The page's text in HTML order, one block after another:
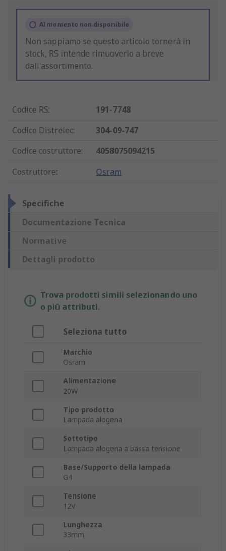
Al momento non disponibile
Non sappiamo se questo articolo tornerà in
stock, RS intende rimuoverlo a breve
dall'assortimento.
Codice RS:
191-7748
Codice Distrelec:
304-09-747
Codice costruttore:
4058075094215
Costruttore: Osram
Specifiche
Documentazione Tecnica
Normative
Dettagli prodotto
Trova prodotti simili selezionando uno
o più attributi.
Seleziona tutto
Marchio
Osram
Alimentazione
20W
Tipo prodotto
Lampada alogena
Sottotipo
Lampada alogena a bassa tensione
Base/Supporto della lampada
G4
Tensione
12V
Lunghezza
33mm